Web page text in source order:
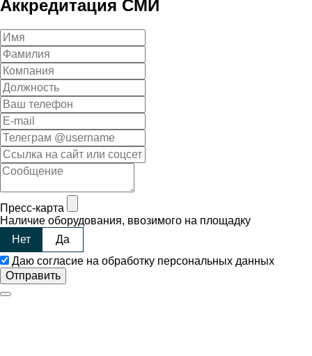
Аккредитация СМИ
Пресс-карта
Наличие оборудования, ввозимого на площадку
Нет
Да
Даю согласие на обработку персональных данных
Отправить